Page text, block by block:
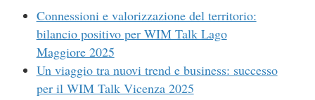
Connessioni e valorizzazione del territorio:
bilancio positivo per WIM Talk Lago
Maggiore 2025
Un viaggio tra nuovi trend e business: successo
per il WIM Talk Vicenza 2025